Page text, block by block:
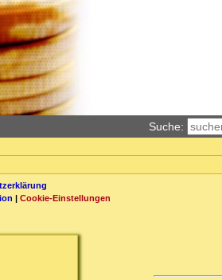
Suche:
| Cookie-Einstellungen